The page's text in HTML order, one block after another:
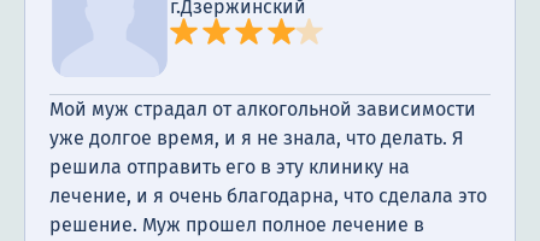
г.Дзержинский
Мой муж страдал от алкогольной зависимости
уже долгое время, и я не знала, что делать. Я
решила отправить его в эту клинику на
лечение, и я очень благодарна, что сделала это
решение. Муж прошел полное лечение в